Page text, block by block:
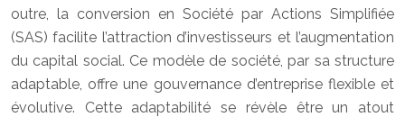
outre, la conversion en Société par Actions Simplifiée
(SAS) facilite l’attraction d’investisseurs et l’augmentation
du capital social. Ce modèle de société, par sa structure
adaptable, offre une gouvernance d’entreprise flexible et
évolutive. Cette adaptabilité se révèle être un atout